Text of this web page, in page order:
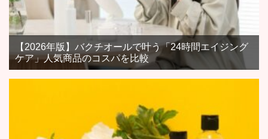
【2026年版】バクチオールで叶う「24時間エイジング
ケア」人気商品のコスパを比較